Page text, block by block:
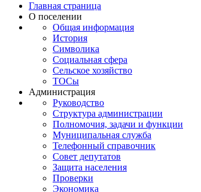
Главная страница
О поселении
Общая информация
История
Символика
Социальная сфера
Сельское хозяйство
ТОСы
Администрация
Руководство
Структура администрации
Полномочия, задачи и функции
Муниципальная служба
Телефонный справочник
Совет депутатов
Защита населения
Проверки
Экономика